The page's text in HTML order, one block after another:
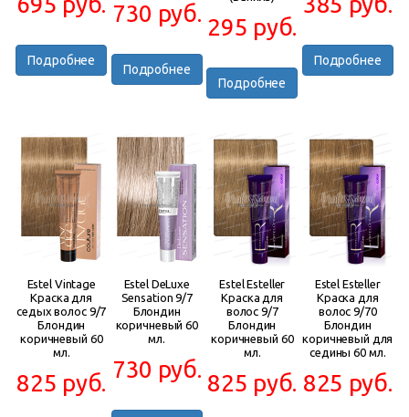
Подробнее
730 руб.
Подробнее
295 руб.
Подробнее
Подробнее
Estel Vintage
Краска для
седых волос 9/7
Блондин
коричневый 60
мл.
825 руб.
Estel DeLuxe
Sensation 9/7
Блондин
коричневый 60
мл.
730 руб.
Estel Esteller
Краска для
волос 9/7
Блондин
коричневый 60
мл.
825 руб.
Estel Esteller
Краска для
волос 9/70
Блондин
коричневый для
седины 60 мл.
825 руб.